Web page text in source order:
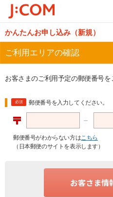
かんたんお申し込み（新規）
ご利用エリアの確認
お客さまのご利用予定の郵便番号を
必須 郵便番号を入力してください。
郵便番号がわからない方はこちら
（日本郵便のサイトを表示します）
お客さま情